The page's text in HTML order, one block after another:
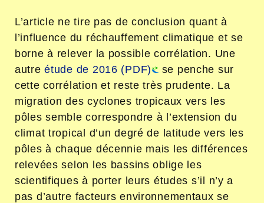
L’article ne tire pas de conclusion quant à
l’influence du réchauffement climatique et se
borne à relever la possible corrélation. Une
autreétude de 2016 (PDF)
se penche sur
cette corrélation et reste très prudente. La
migration des cyclones tropicaux vers les
pôles semble correspondre à l’extension du
climat tropical d’un degré de latitude vers les
pôles à chaque décennie mais les différences
relevées selon les bassins oblige les
scientifiques à porter leurs études s’il n’y a
pas d’autre facteurs environnementaux se